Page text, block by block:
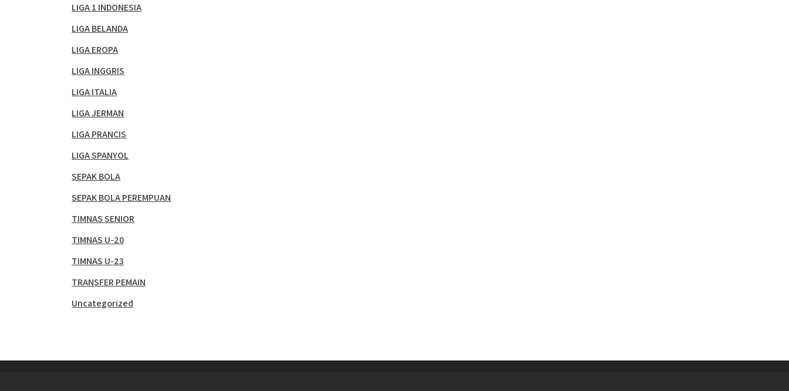
LIGA 1 INDONESIA
LIGA BELANDA
LIGA EROPA
LIGA INGGRIS
LIGA ITALIA
LIGA JERMAN
LIGA PRANCIS
LIGA SPANYOL
SEPAK BOLA
SEPAK BOLA PEREMPUAN
TIMNAS SENIOR
TIMNAS U-20
TIMNAS U-23
TRANSFER PEMAIN
Uncategorized